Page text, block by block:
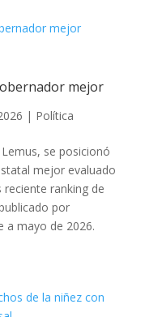
mejor
| Política
se posicionó
mejor evaluado
ranking de
por
a mayo de 2026.